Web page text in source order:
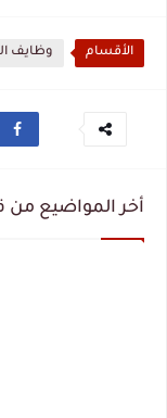
الأقسام وظايف
أخر المواضيع